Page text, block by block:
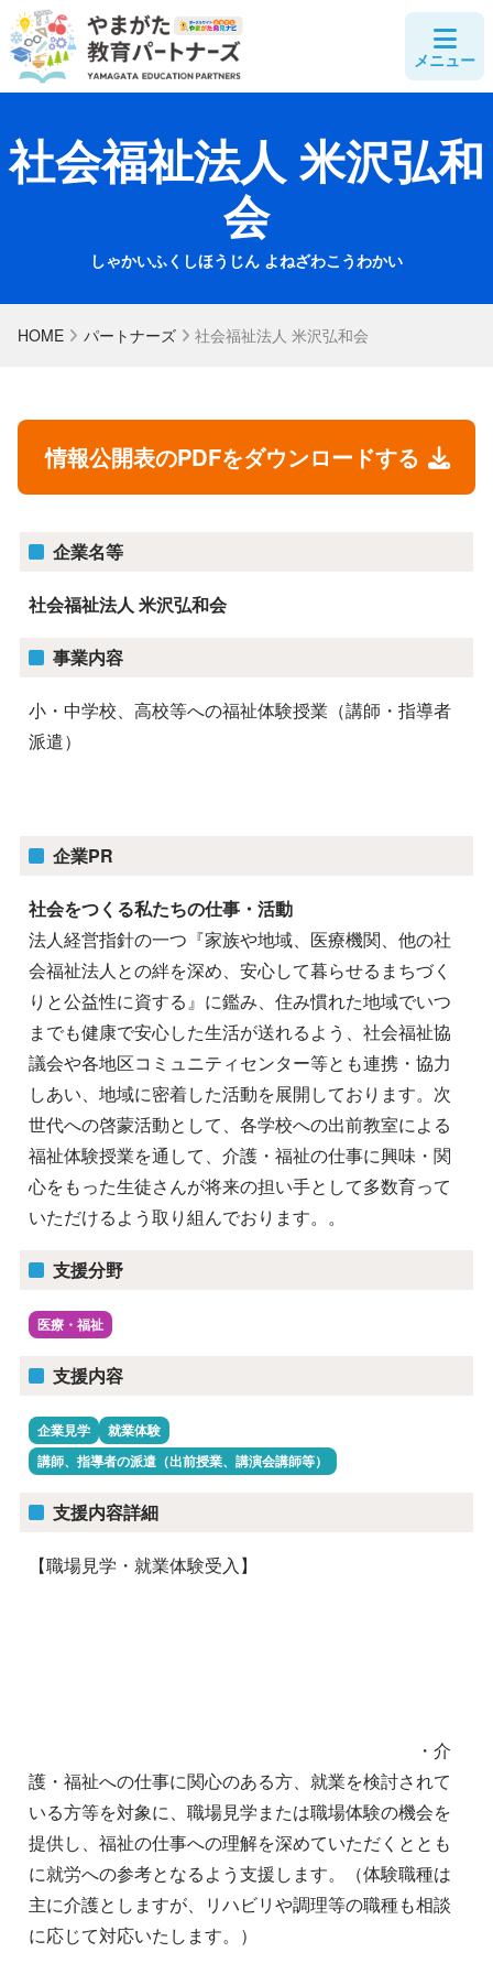
メニュー
社会福祉法人 米沢弘和
会
しゃかいふくしほうじん よねざわこうわかい
HOME パートナーズ 社会福祉法人 米沢弘和会
情報公開表のPDFをダウンロードする
企業名等
社会福祉法人 米沢弘和会
事業内容
小・中学校、高校等への福祉体験授業（講師・指導者
派遣）
企業PR
社会をつくる私たちの仕事・活動
法人経営指針の一つ『家族や地域、医療機関、他の社
会福祉法人との絆を深め、安心して暮らせるまちづく
りと公益性に資する』に鑑み、住み慣れた地域でいつ
までも健康で安心した生活が送れるよう、社会福祉協
議会や各地区コミュニティセンター等とも連携・協力
しあい、地域に密着した活動を展開しております。次
世代への啓蒙活動として、各学校への出前教室による
福祉体験授業を通して、介護・福祉の仕事に興味・関
心をもった生徒さんが将来の担い手として多数育って
いただけるよう取り組んでおります。。
支援分野
医療・福祉
支援内容
企業見学
就業体験
講師、指導者の派遣（出前授業、講演会講師等）
支援内容詳細
【職場見学・就業体験受入】
・介
護・福祉への仕事に関心のある方、就業を検討されて
いる方等を対象に、職場見学または職場体験の機会を
提供し、福祉の仕事への理解を深めていただくととも
に就労への参考となるよう支援します。（体験職種は
主に介護としますが、リハビリや調理等の職種も相談
に応じて対応いたします。）